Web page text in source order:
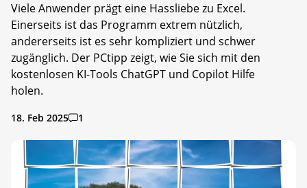
Viele Anwender prägt eine Hassliebe zu Excel.
Einerseits ist das Programm extrem nützlich,
andererseits ist es sehr kompliziert und schwer
zugänglich. Der PCtipp zeigt, wie Sie sich mit den
kostenlosen KI-Tools ChatGPT und Copilot Hilfe
holen.
18. Feb 2025 1